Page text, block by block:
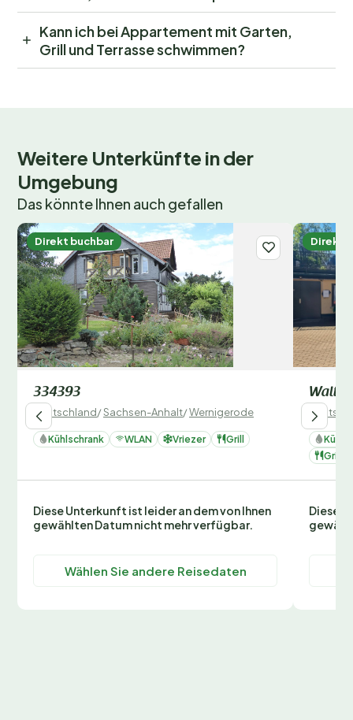
Kann ich bei Appartement mit Garten,
Grill und Terrasse schwimmen?
Weitere Unterkünfte in der
Umgebung
Das könnte Ihnen auch gefallen
Direkt buchbar
334393
Deutschland/Sachsen-Anhalt/Wernigerode
Kühlschrank WLAN Vriezer Grill
Diese Unterkunft ist leider an dem von Ihnen
gewählten Datum nicht mehr verfügbar.
Wählen Sie andere Reisedaten
Direkt
Grill
Diese